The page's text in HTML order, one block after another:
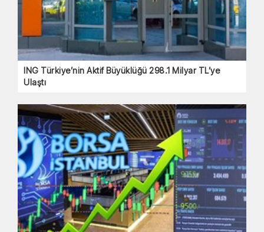
ING Türkiye’nin Aktif Büyüklüğü 298.1 Milyar TL’ye
Ulaştı